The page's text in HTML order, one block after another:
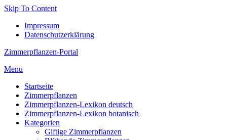
Skip To Content
Impressum
Datenschutzerklärung
Zimmerpflanzen-Portal
Menu
Startseite
Zimmerpflanzen
Zimmerpflanzen-Lexikon deutsch
Zimmerpflanzen-Lexikon botanisch
Kategorien
Giftige Zimmerpflanzen